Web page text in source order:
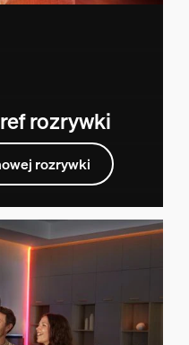
rozrywki
rozrywki